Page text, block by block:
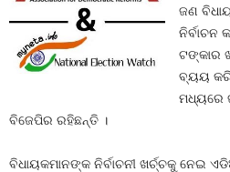
ଜଣ
ନିର୍ବାଚନ
ଟଙ୍କାର
ବ୍ୟୟ
ମଧ୍ୟରେ
ବିଜେପିର ରହିଛନ୍ତି ।
ବିଧାୟକମାନଙ୍କ ନିର୍ବାଚନୀ ଖର୍ଚ୍ଚକୁ ନେଇ